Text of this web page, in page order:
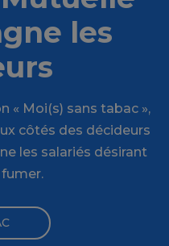
les
« Moi(s) sans tabac »,
côtés des décideurs
les salariés désirant